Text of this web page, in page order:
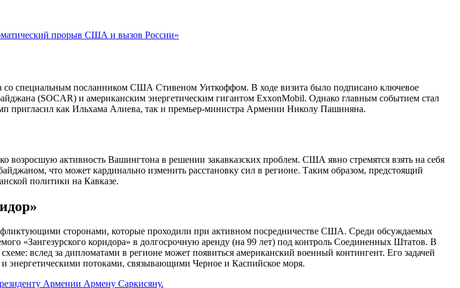
прорыв США и вызов России»
специальным посланником США Стивеном Уиткоффом. В ходе визита было подписано ключевое
(SOCAR) и американским энергетическим гигантом ExxonMobil. Однако главным событием стал
пригласил как Ильхама Алиева, так и премьер-министра Армении Николу Пашиняна.
возросшую активность Вашингтона в решении закавказских проблем. США явно стремятся взять на себя
что может кардинально изменить расстановку сил в регионе. Таким образом, предстоящий
политики на Кавказе.
сторонами, которые проходили при активном посредничестве США. Среди обсуждаемых
«Зангезурского коридора» в долгосрочную аренду (на 99 лет) под контроль Соединенных Штатов. В
вслед за дипломатами в регионе может появиться американский военный контингент. Его задачей
энергетическими потоками, связывающими Черное и Каспийское моря.
Армении Армену Саркисяну.